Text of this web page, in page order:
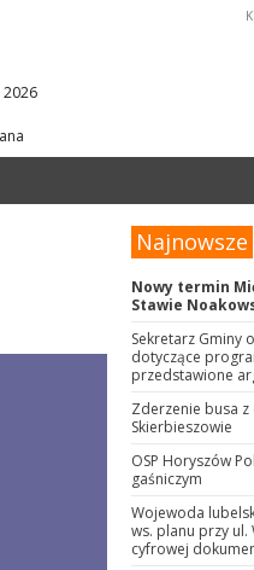
2026
Najnowsze
Nowy termin
Stawie
Sekretarz Gminy
dotyczące
przedstawione
Zderzenie busa
Skierbieszowie
OSP Horyszów
gaśniczym
Wojewoda
ws. planu przy ul.
cyfrowej